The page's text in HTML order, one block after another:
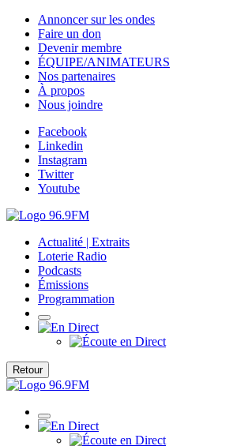
Annoncer sur les ondes
Faire un don
Devenir membre
ÉQUIPE/ANIMATEURS
Nos partenaires
À propos
Nous joindre
Facebook
Linkedin
Instagram
Twitter
Youtube
Actualité | Extraits
Loterie Radio
Podcasts
Émissions
Programmation
Retour